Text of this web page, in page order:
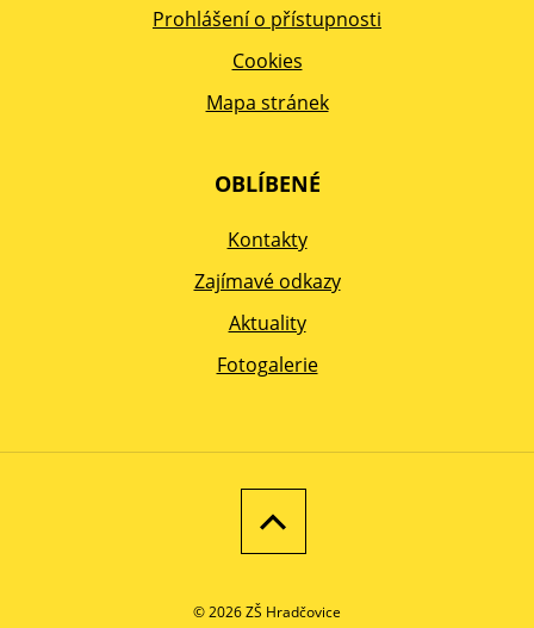
Prohlášení o přístupnosti
Cookies
Mapa stránek
OBLÍBENÉ
Kontakty
Zajímavé odkazy
Aktuality
Fotogalerie
© 2026 ZŠ Hradčovice